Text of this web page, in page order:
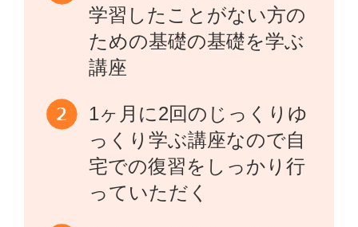
学習したことがない方の
ための基礎の基礎を学ぶ
講座
1ヶ月に2回のじっくりゆ
っくり学ぶ講座なので自
宅での復習をしっかり行
っていただく